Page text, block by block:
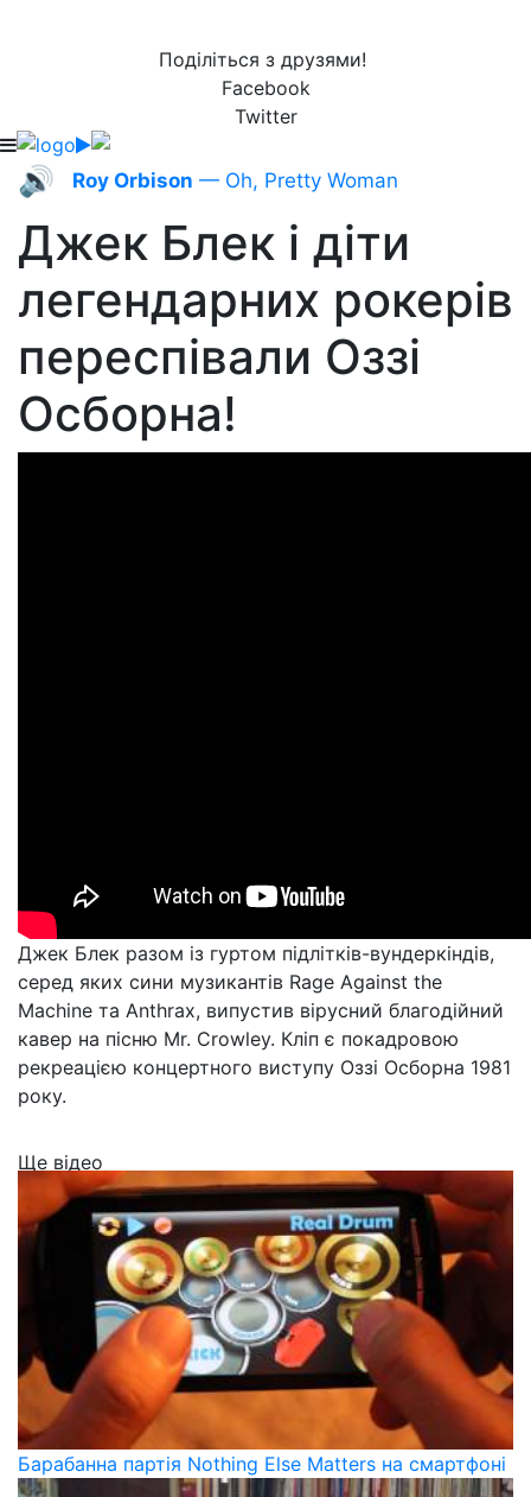
Поділіться з друзями!
Facebook
Twitter
🔊 Roy Orbison — Oh, Pretty Woman
Джек Блек і діти
легендарних рокерів
переспівали Оззі
Осборна!
Джек Блек разом із гуртом підлітків-вундеркіндів,
серед яких сини музикантів Rage Against the
Machine та Anthrax, випустив вірусний благодійний
кавер на пісню Mr. Crowley. Кліп є покадровою
рекреацією концертного виступу Оззі Осборна 1981
року.
Ще відео
Барабанна партія Nothing Else Matters на смартфоні